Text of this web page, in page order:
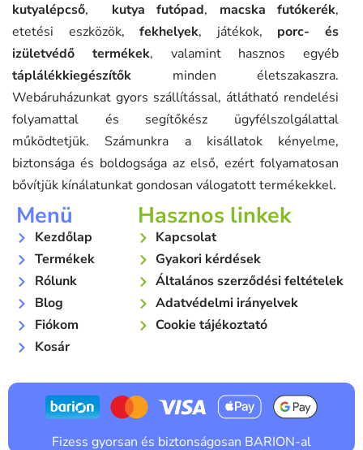
kutyalépcső, kutya futópad, macska futókerék,
etetési eszközök,fekhelyek, játékok, porc- és
izületvédő termékek, valamint hasznos egyéb
táplálékkiegészítők minden életszakaszra.
Webáruházunkat gyors szállítással, átlátható rendelési
folyamattal és segítőkész ügyfélszolgálattal
működtetjük. Számunkra a kisállatok kényelme,
biztonsága és boldogsága az első, ezért folyamatosan
bővítjük kínálatunkat gondosan válogatott termékekkel.
Menü
Kezdőlap
Termékek
Rólunk
Blog
Fiókom
Kosár
Hasznos linkek
Kapcsolat
Gyakori kérdések
Általános szerződési feltételek
Adatvédelmi irányelvek
Cookie tájékoztató
Fizess gyorsan és biztonságosan BARION-al